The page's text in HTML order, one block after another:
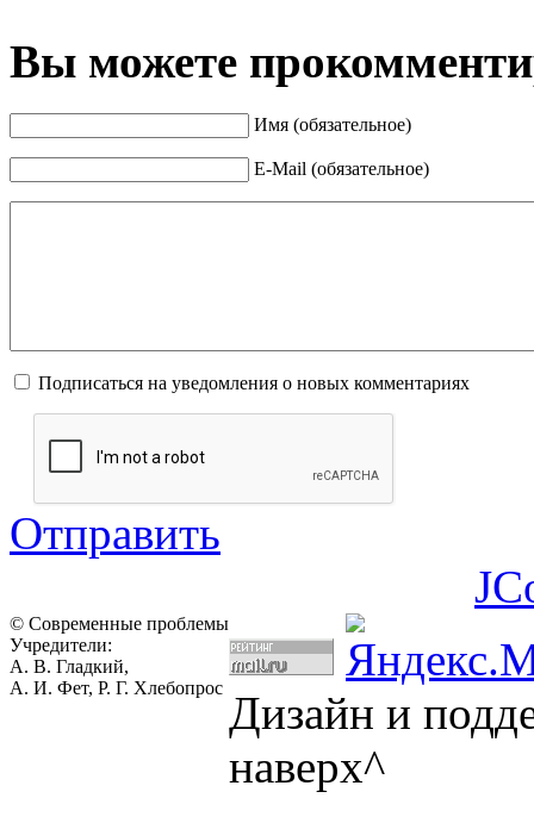
Вы можете
Имя (обязательное)
E-Mail (обязательное)
Подписаться на уведомления о новых комментариях
Отправить
© Современные проблемы
Учредители:
А. В. Гладкий,
А. И. Фет, Р. Г. Хлебопрос Дизайн и
наверх^